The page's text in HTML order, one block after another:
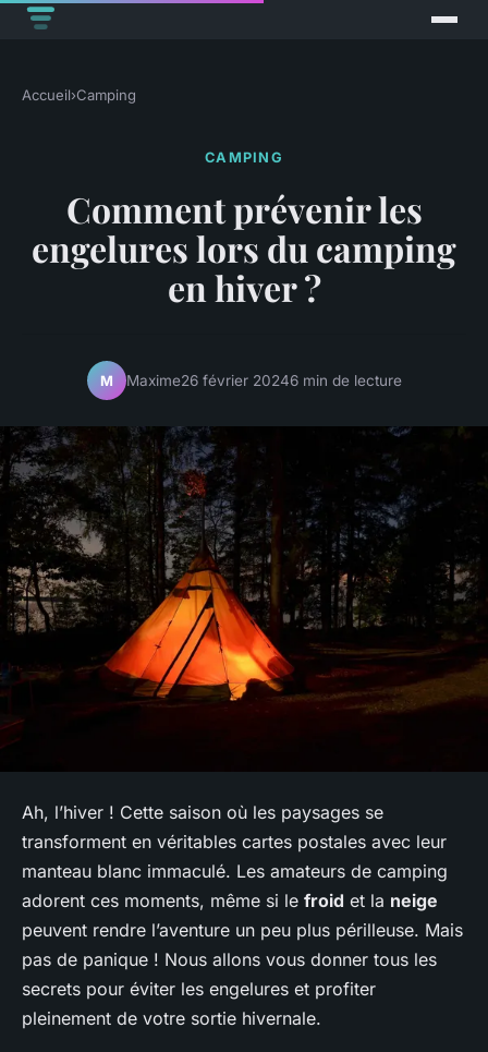
Accueil›Camping
CAMPING
Comment prévenir les
engelures lors du camping
en hiver ?
M Maxime26 février 20246 min de lecture
Ah, l’hiver ! Cette saison où les paysages se
transforment en véritables cartes postales avec leur
manteau blanc immaculé. Les amateurs de camping
adorent ces moments, même si le froid et la neige
peuvent rendre l’aventure un peu plus périlleuse. Mais
pas de panique ! Nous allons vous donner tous les
secrets pour éviter les engelures et profiter
pleinement de votre sortie hivernale.